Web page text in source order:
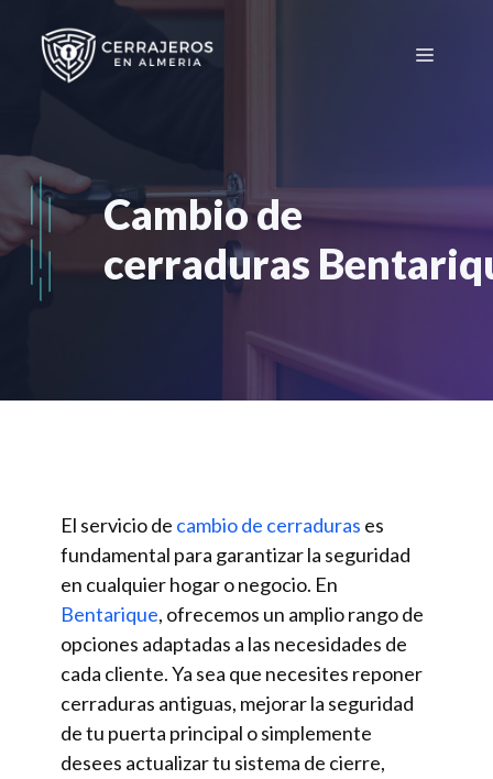
contenido
Menú
Cambio de
cerraduras
El servicio de cambio de cerraduras es
fundamental para garantizar la seguridad
en cualquier hogar o negocio. En
Bentarique, ofrecemos un amplio rango de
opciones adaptadas a las necesidades de
cada cliente. Ya sea que necesites reponer
cerraduras antiguas, mejorar la seguridad
de tu puerta principal o simplemente
desees actualizar tu sistema de cierre,